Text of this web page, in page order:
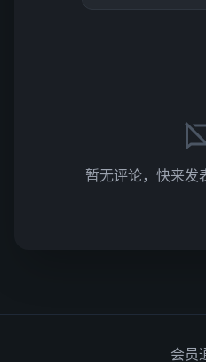
暂无评论，快来发
会员